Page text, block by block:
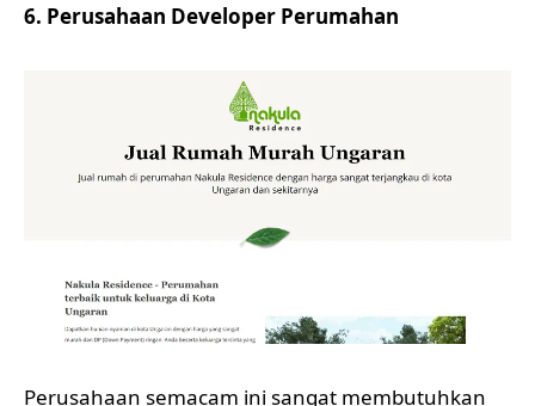
6. Perusahaan Developer Perumahan
Perusahaan semacam ini sangat membutuhkan